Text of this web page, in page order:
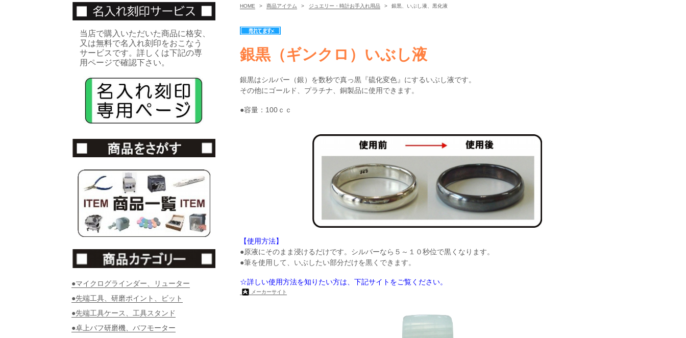
HOME > 商品アイテム > ジュエリー・時計お手入れ用品 > 銀黒、いぶし液、黒化液
銀黒（ギンクロ）いぶし液
銀黒はシルバー（銀）を数秒で真っ黒『硫化変色』にするいぶし液です。
その他にゴールド、プラチナ、銅製品に使用できます。
●容量：100ｃｃ
【使用方法】
●原液にそのまま浸けるだけです。シルバーなら５～１０秒位で黒くなります。
●筆を使用して、 いぶしたい部分だけを黒くできます。
☆詳しい使用方法を知りたい方は、下記サイトをご覧ください。
メーカーサイト
当店で購入いただいた商品に格安、
又は無料で名入れ刻印をおこなう
サービスです。詳しくは下記の専
用ページで確認下さい。
●マイクログラインダー、リューター
●先端工具、研磨ポイント、ビット
●先端工具ケース、工具スタンド
●卓上バフ研磨機、バフモーター